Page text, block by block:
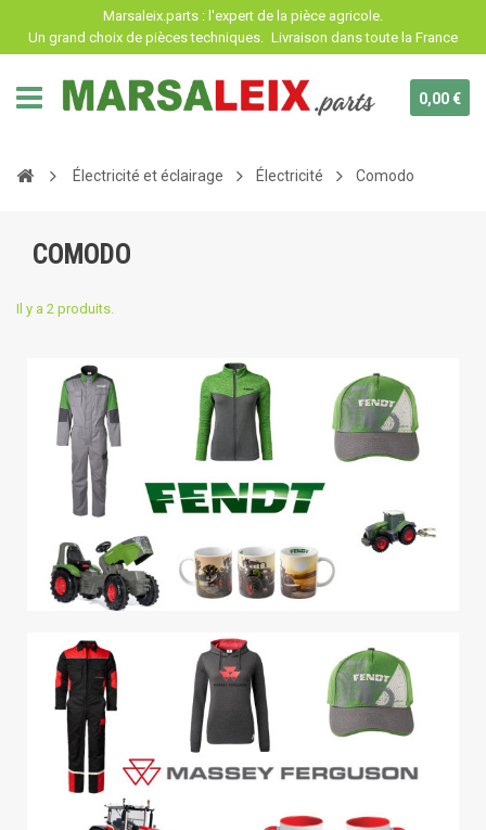
Marsaleix.parts : l'expert de la pièce agricole.
Un grand choix de pièces techniques. Livraison dans toute la France
0,00 €
Électricité et éclairage Électricité Comodo
COMODO
Il y a 2 produits.
Panneau de gestion des cookies